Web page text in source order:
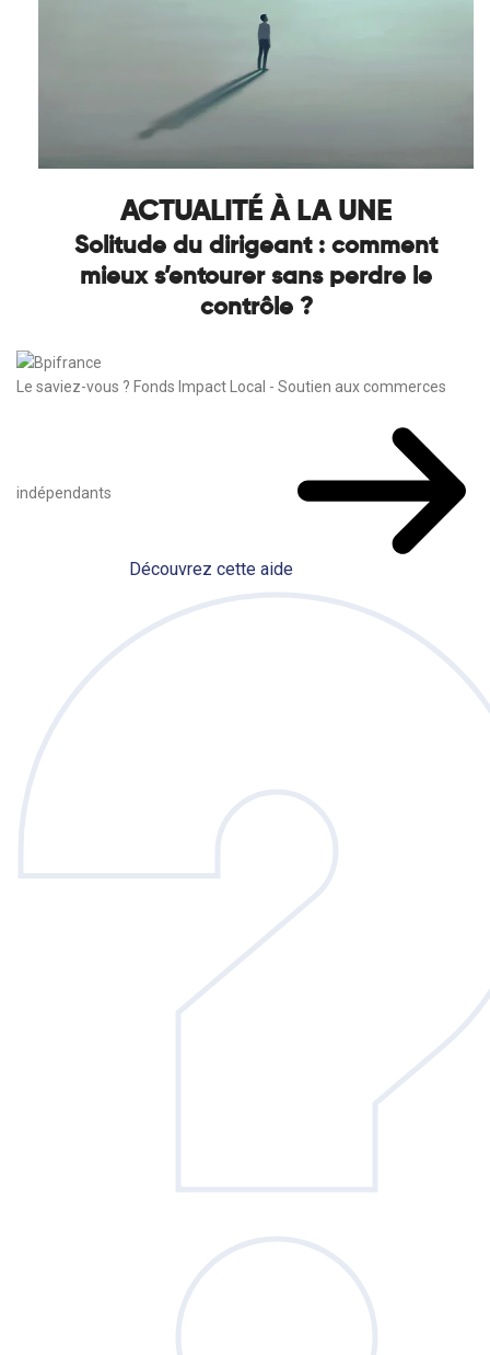
ACTUALITÉ À LA UNE
Solitude du dirigeant : comment
mieux s’entourer sans perdre le
contrôle ?
Le saviez-vous ? Fonds Impact Local - Soutien aux commerces
indépendants
Découvrez cette aide